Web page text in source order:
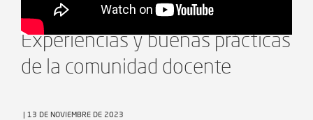
V Congreso Escuela+ Taller:
Experiencias y buenas prácticas
de la comunidad docente
| 13 DE NOVIEMBRE DE 2023